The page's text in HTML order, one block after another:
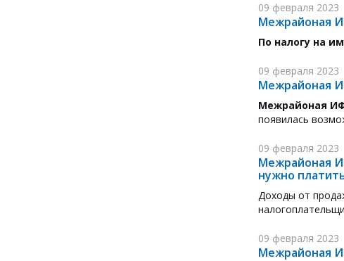
09 февраля 2023
Межрайоная
По налогу на
09 февраля 2023
Межрайоная
Межрайоная
появилась
09 февраля 2023
Межрайоная
нужно
Доходы от
09 февраля 2023
Межрайоная